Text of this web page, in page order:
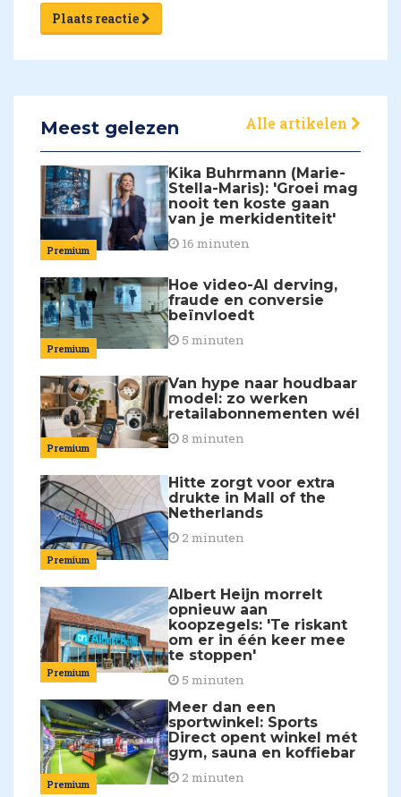
Plaats reactie
Meest gelezen Alle artikelen
Premium
Kika Buhrmann (Marie-
Stella-Maris): 'Groei mag
nooit ten koste gaan
van je merkidentiteit'
16 minuten
Premium
Hoe video-AI derving,
fraude en conversie
beïnvloedt
5 minuten
Premium
Van hype naar houdbaar
model: zo werken
retailabonnementen wél
8 minuten
Premium
Hitte zorgt voor extra
drukte in Mall of the
Netherlands
2 minuten
Premium
Albert Heijn morrelt
opnieuw aan
koopzegels: 'Te riskant
om er in één keer mee
te stoppen'
5 minuten
Premium
Meer dan een
sportwinkel: Sports
Direct opent winkel mét
gym, sauna en koffiebar
2 minuten